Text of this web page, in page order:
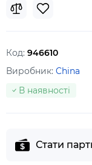
Код: 946610
Виробник: China
В наявності
Стати